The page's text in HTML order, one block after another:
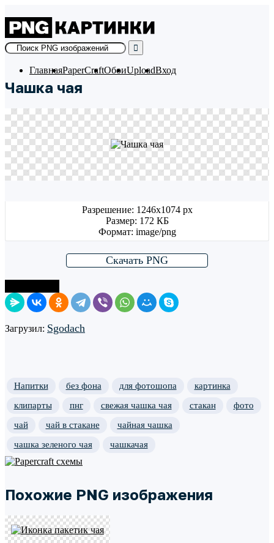
to
content
ГлавнаяPaperCraftОбоиUploadВход
Чашка чая
Разрешение: 1246x1074 px
Размер: 172 КБ
Формат: image/png
Скачать PNG
Загрузил: Sgodach
Напитки без фона для фотошопа
картинка
клипарты
пнг свежая чашка чая стакан
фото
чай
чай в стакане
чайная чашка
чашка зеленого чая
чашкачая
Похожие PNG изображения